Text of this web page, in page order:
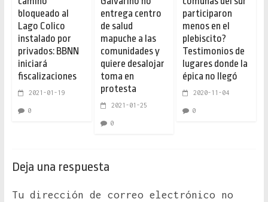
bloqueado al
Lago Colico
instalado por
privados: BBNN
iniciará
fiscalizaciones
2021-01-19
0
entrega centro
de salud
mapuche a las
comunidades y
quiere desalojar
toma en
protesta
2021-01-25
0
participaron
menos en el
plebiscito?
Testimonios de
lugares donde la
épica no llegó
2020-11-04
0
Deja una respuesta
Tu dirección de correo electrónico no